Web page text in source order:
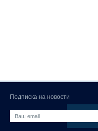
Подписка на новости